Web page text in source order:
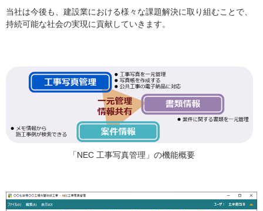
当社は今後も、建設業における様々な課題解決に取り組むことで、
持続可能な社会の実現に貢献していきます。
「NEC 工事写真管理」の機能概要